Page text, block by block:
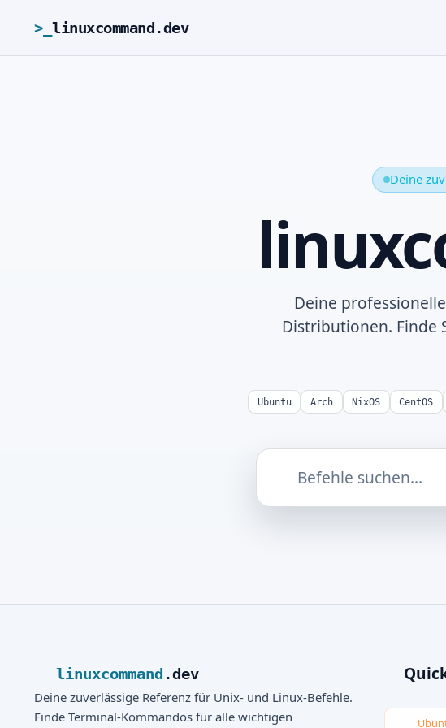
>_ linuxcommand.dev
Deine
Deine
Distributionen. Finde
Ubuntu Arch NixOS CentOS
linuxcommand .dev
Deine zuverlässige Referenz für Unix- und Linux-Befehle.
Finde Terminal-Kommandos für alle wichtigen